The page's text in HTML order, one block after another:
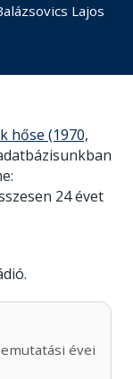
Lajos
hőse (1970,
24 évet
évei